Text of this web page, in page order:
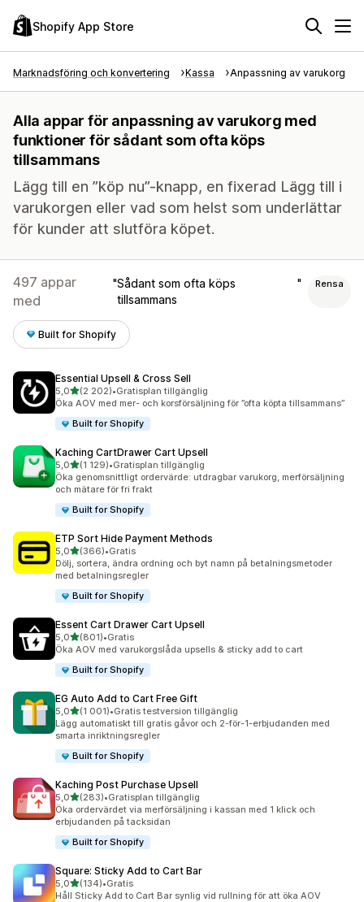
Shopify App Store
Marknadsföring och konvertering Kassa Anpassning av varukorg
Alla appar för anpassning av varukorg med
funktioner för sådant som ofta köps
tillsammans
Lägg till en ”köp nu”-knapp, en fixerad Lägg till i
varukorgen eller vad som helst som underlättar
för kunder att slutföra köpet.
497 appar
med
Sådant som ofta köps
tillsammans
Rensa
Built for Shopify
Essential Upsell & Cross Sell
5,0av 5 stjärnor
(2 202)
2202 recensioner totalt
•Gratisplan tillgänglig
Öka AOV med mer- och korsförsäljning för ”ofta köpta tillsammans”
Built for Shopify
Kaching CartDrawer Cart Upsell
5,0av 5 stjärnor
(1 129)
1129 recensioner totalt
•Gratisplan tillgänglig
Öka genomsnittligt ordervärde: utdragbar varukorg, merförsäljning
och mätare för fri frakt
Built for Shopify
ETP Sort Hide Payment Methods
5,0av 5 stjärnor
(366)
366 recensioner totalt
•Gratis
Dölj, sortera, ändra ordning och byt namn på betalningsmetoder
med betalningsregler
Built for Shopify
Essent Cart Drawer Cart Upsell
5,0av 5 stjärnor
(801)
801 recensioner totalt
•Gratis
Öka AOV med varukorgslåda upsells & sticky add to cart
Built for Shopify
EG Auto Add to Cart Free Gift
5,0av 5 stjärnor
(1 001)
1001 recensioner totalt
•Gratis testversion tillgänglig
Lägg automatiskt till gratis gåvor och 2-för-1-erbjudanden med
smarta inriktningsregler
Built for Shopify
Kaching Post Purchase Upsell
5,0av 5 stjärnor
(283)
283 recensioner totalt
•Gratisplan tillgänglig
Öka ordervärdet via merförsäljning i kassan med 1 klick och
erbjudanden på tacksidan
Built for Shopify
Square: Sticky Add to Cart Bar
5,0av 5 stjärnor
(134)
134 recensioner totalt
•Gratis
Håll Sticky Add to Cart Bar synlig vid rullning för att öka AOV